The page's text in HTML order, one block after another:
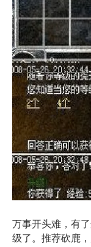
万事开头难，有
级了。推荐砍鹿